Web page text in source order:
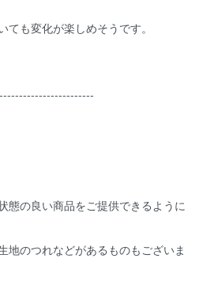
も変化が楽しめそうです。
態の良い商品をご提供できるように
地のつれなどがあるものもございま